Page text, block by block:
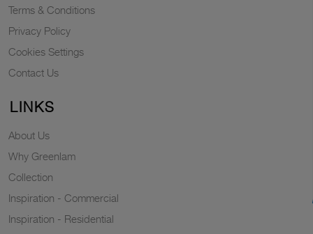
Terms & Conditions
Privacy Policy
Cookies Settings
Contact Us
LINKS
About Us
Why Greenlam
Collection
Inspiration - Commercial
Inspiration - Residential